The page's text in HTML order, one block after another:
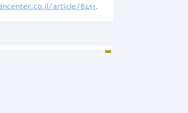
.
article/8451